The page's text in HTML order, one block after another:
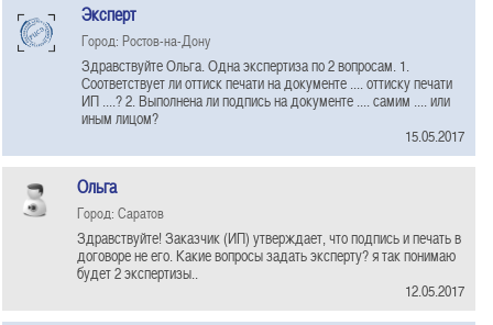
Эксперт
Город: Ростов-на-Дону
Здравствуйте Ольга. Одна экспертиза по 2 вопросам. 1.
Соответствует ли оттиск печати на документе .... оттиску печати
ИП ....? 2. Выполнена ли подпись на документе .... самим .... или
иным лицом?
15.05.2017
Ольга
Город: Саратов
Здравствуйте! Заказчик (ИП) утверждает, что подпись и печать в
договоре не его. Какие вопросы задать эксперту? я так понимаю
будет 2 экспертизы..
12.05.2017